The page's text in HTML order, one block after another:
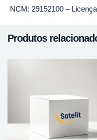
NCM: 29152100 –
Produtos